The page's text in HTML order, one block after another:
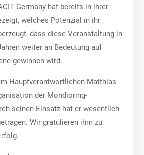
Germany hat bereits in ihrer
welches Potenzial in ihr
dass diese Veranstaltung in
weiter an Bedeutung auf
gewinnen wird.
Hauptverantwortlichen Matthias
der Mondioring-
seinen Einsatz hat er wesentlich
Wir gratulieren ihm zu